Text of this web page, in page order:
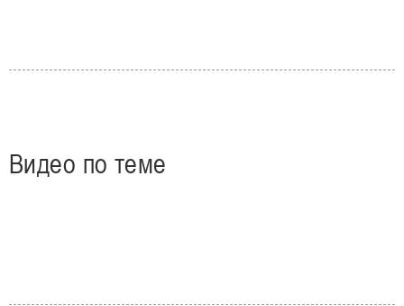
Видео по теме